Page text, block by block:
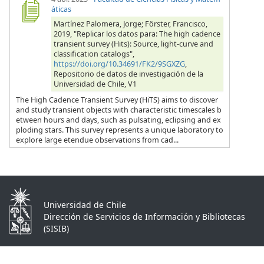
áticas
Martínez Palomera, Jorge; Förster, Francisco,
2019, "Replicar los datos para: The high cadence
transient survey (Hits): Source, light-curve and
classification catalogs",
https://doi.org/10.34691/FK2/9SGXZG,
Repositorio de datos de investigación de la
Universidad de Chile, V1
The High Cadence Transient Survey (HiTS) aims to discover
and study transient objects with characteristic timescales b
etween hours and days, such as pulsating, eclipsing and ex
ploding stars. This survey represents a unique laboratory to
explore large etendue observations from cad...
Universidad de Chile
Dirección de Servicios de Información y Bibliotecas
(SISIB)